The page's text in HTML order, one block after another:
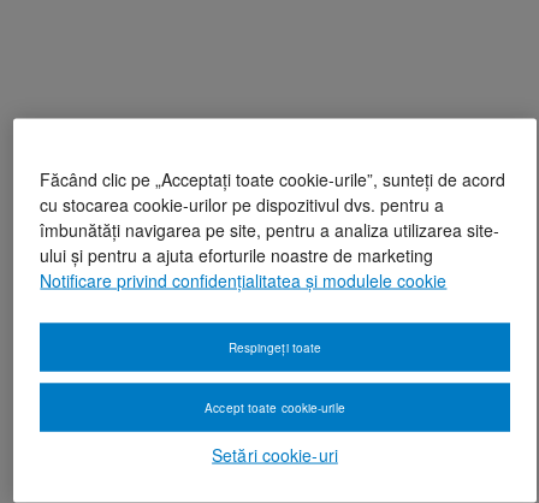
Făcând clic pe „Acceptați toate cookie-urile”, sunteți de acord
cu stocarea cookie-urilor pe dispozitivul dvs. pentru a
îmbunătăți navigarea pe site, pentru a analiza utilizarea site-
ului și pentru a ajuta eforturile noastre de marketing
Notificare privind confidențialitatea și modulele cookie
Setări cookie-uri
Respingeți toate
Accept toate cookie-urile